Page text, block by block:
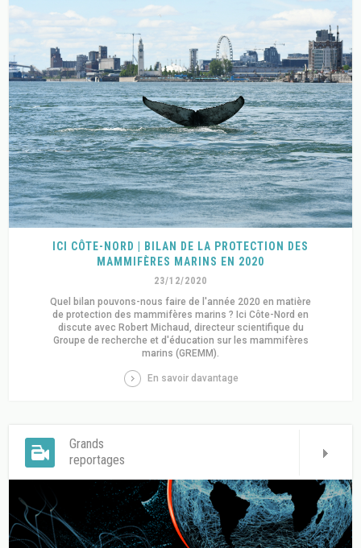
ICI CÔTE-NORD | BILAN DE LA PROTECTION DES
MAMMIFÈRES MARINS EN 2020
23/12/2020
Quel bilan pouvons-nous faire de l'année 2020 en matière
de protection des mammifères marins ? Ici Côte-Nord en
discute avec Robert Michaud, directeur scientifique du
Groupe de recherche et d'éducation sur les mammifères
marins (GREMM).
En savoir davantage
Grands
reportages